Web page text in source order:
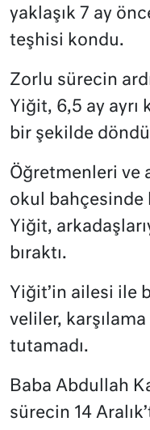
yaklaşık 7 ay
teşhisi kondu.
Zorlu sürecin
Yiğit, 6,5 ay ayrı
bir şekilde
Öğretmenleri ve
okul bahçesinde
Yiğit,
bıraktı.
Yiğit’in ailesi ile
veliler,
tutamadı.
Baba Abdullah
sürecin 14